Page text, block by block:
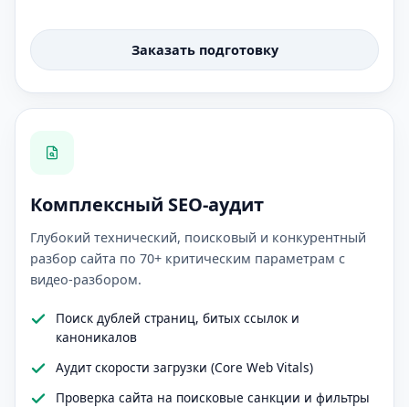
Заказать подготовку
Комплексный SEO-аудит
Глубокий технический, поисковый и конкурентный
разбор сайта по 70+ критическим параметрам с
видео-разбором.
Поиск дублей страниц, битых ссылок и
каноникалов
Аудит скорости загрузки (Core Web Vitals)
Проверка сайта на поисковые санкции и фильтры